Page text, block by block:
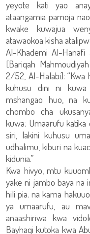
yeyote kati yao
ataangamia pamoja
kwake kuwajua
atawaokoa kisha
Al-Khademi Al-Hanafi
[Bariqah
2/52, Al-Halabi]: “Kwa
kuhusu dini ni
mshangao huo, na
chombo cha
kuwa: Umaarufu
siri, lakini kuhusu
udhalimu, kiburi na
kidunia.”
Kwa hivyo, mtu
yake ni jambo baya na
hili pia. na kama
ya umaarufu, au
anaashiriwa kwa
Bayhaqi kutoka kwa